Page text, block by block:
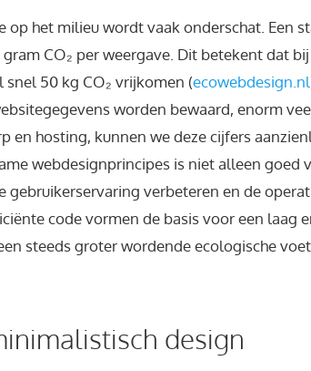
op het milieu wordt vaak onderschat. Een
CO₂ per weergave. Dit betekent dat
50 kg CO₂ vrijkomen (ecowebdesign.nl
worden bewaard, enorm
en hosting, kunnen we deze cijfers
webdesignprincipes is niet alleen goed
gebruikerservaring verbeteren en de
code vormen de basis voor een laag
steeds groter wordende ecologische
design